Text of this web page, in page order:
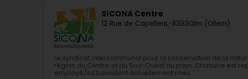
SICONA Centre
12 Rue de CapellenL-8393Olm (Ollem)
Le syndicat intercommunal pour la conservation de la
région du Centre et du Sud-Ouest du pays. Chacune est
employé/es travaillent actuellement chez...